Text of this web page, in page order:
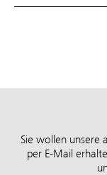
Sie wollen unsere
per E-Mail